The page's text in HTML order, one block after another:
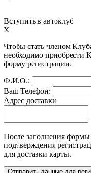
Вступить в автоклуб
X
Чтобы стать членом
необходимо
форму регистрации:
Ф.И.О.:
Ваш Телефон:
Адрес доставки
После заполнения
подтверждения
для доставки карты.